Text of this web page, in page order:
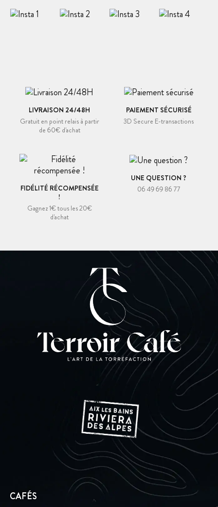
LIVRAISON 24/48H
Gratuit en point relais à partir
de 60€ d'achat
PAIEMENT SÉCURISÉ
3D Secure E-transactions
FIDÉLITÉ RÉCOMPENSÉE
!
Gagnez 1€ tous les 20€
d'achat
UNE QUESTION ?
06 49 69 86 77
CAFÉS